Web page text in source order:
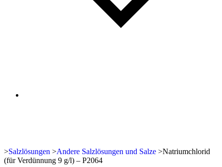
>Salzlösungen >Andere Salzlösungen und Salze >Natriumchlorid
(für Verdünnung 9 g/l) – P2064